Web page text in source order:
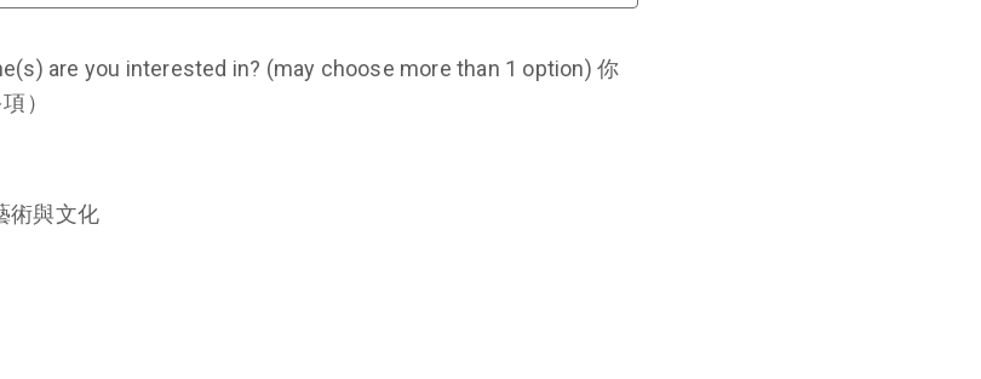
are you interested in? (may choose more than 1 option) 你
）
術與文化